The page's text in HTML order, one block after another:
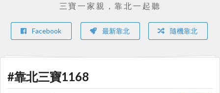
三寶一家親，靠北一起聽
Facebook 最新靠北 隨機靠北
#靠北三寶1168